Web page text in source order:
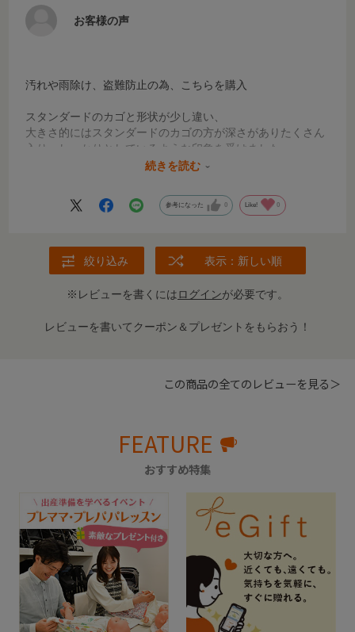
お客様の声
汚れや雨除け、盗難防止の為、こちらを購入
スタンダードのカゴと形状が少し違い、
大きさ的にはスタンダードのカゴの方が深さがありたくさん
入り、しっかりとしているような印象を受けました。
続きを読む
参考になった 0 Like! 0
絞り込み 表示：新しい順
※レビューを書くにはログインが必要です。
レビューを書いてクーポン＆プレゼントをもらおう！
この商品の全てのレビューを見る＞
FEATURE
おすすめ特集